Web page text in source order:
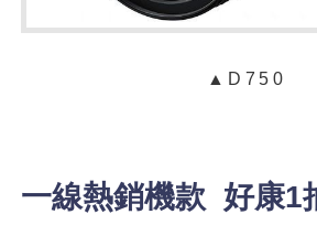
▲D750
一線熱銷機款 好康1